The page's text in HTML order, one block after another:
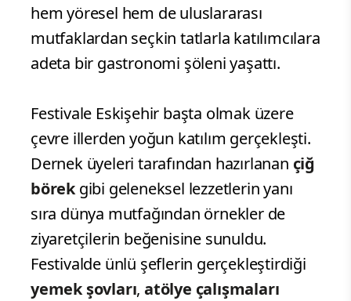
hem yöresel hem de uluslararası
mutfaklardan seçkin tatlarla katılımcılara
adeta bir gastronomi şöleni yaşattı.
Festivale Eskişehir başta olmak üzere
çevre illerden yoğun katılım gerçekleşti.
Dernek üyeleri tarafından hazırlanan çiğ
börekgibi geleneksel lezzetlerin yanı
sıra dünya mutfağından örnekler de
ziyaretçilerin beğenisine sunuldu.
Festivalde ünlü şeflerin gerçekleştirdiği
yemek şovları,atölye çalışmaları